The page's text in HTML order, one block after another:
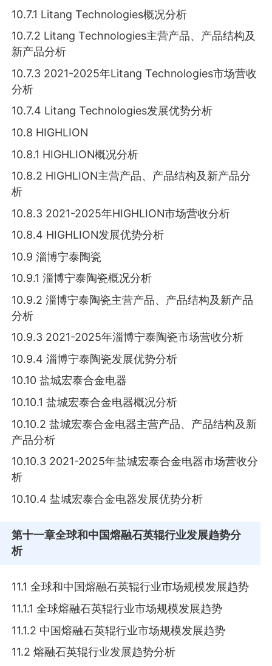
10.7.1 Litang Technologies概况分析
10.7.2 Litang Technologies主营产品、产品结构及
新产品分析
10.7.3 2021-2025年Litang Technologies市场营收
分析
10.7.4 Litang Technologies发展优势分析
10.8 HIGHLION
10.8.1 HIGHLION概况分析
10.8.2 HIGHLION主营产品、产品结构及新产品分
析
10.8.3 2021-2025年HIGHLION市场营收分析
10.8.4 HIGHLION发展优势分析
10.9 淄博宁泰陶瓷
10.9.1 淄博宁泰陶瓷概况分析
10.9.2 淄博宁泰陶瓷主营产品、产品结构及新产品
分析
10.9.3 2021-2025年淄博宁泰陶瓷市场营收分析
10.9.4 淄博宁泰陶瓷发展优势分析
10.10 盐城宏泰合金电器
10.10.1 盐城宏泰合金电器概况分析
10.10.2 盐城宏泰合金电器主营产品、产品结构及新
产品分析
10.10.3 2021-2025年盐城宏泰合金电器市场营收分
析
10.10.4 盐城宏泰合金电器发展优势分析
第十一章全球和中国熔融石英辊行业发展趋势分
析
11.1 全球和中国熔融石英辊行业市场规模发展趋势
11.1.1 全球熔融石英辊行业市场规模发展趋势
11.1.2 中国熔融石英辊行业市场规模发展趋势
11.2 熔融石英辊行业发展趋势分析